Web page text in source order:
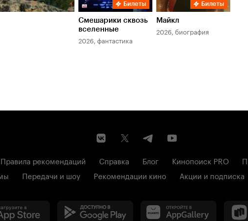
Билеты
Смешарики сквозь
вселенные
2026, фантастика
Билеты
Майкл
2026, биография
Правила рекомендаций Справка Блог Кинопоиск PRO
Передачи и шоу Рекомендации кино Акции и подписка